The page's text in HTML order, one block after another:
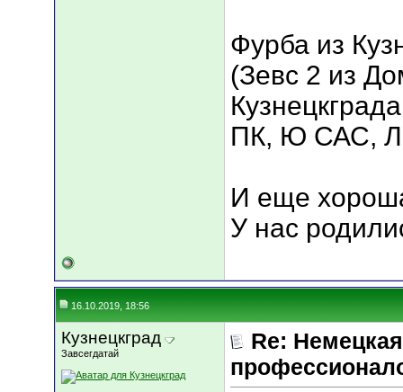
Фурба из
(Зевс 2 из
ПК, Ю САС,
И еще
У нас
16.10.2019, 18:56
Кузнецкград
Завсегдатай
Re: